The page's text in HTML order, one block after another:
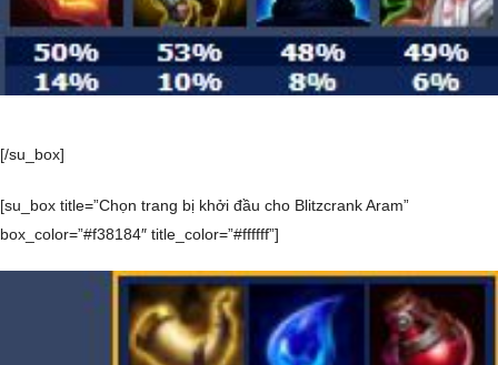
[/su_box]
[su_box title=”Chọn trang bị khởi đầu cho Blitzcrank Aram”
box_color=”#f38184″ title_color=”#ffffff”]